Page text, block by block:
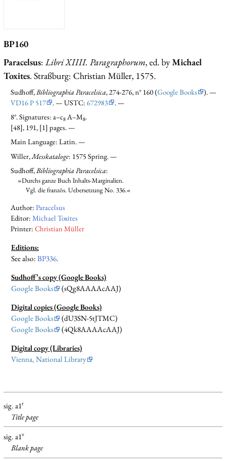
BP160
Paracelsus: Libri XIIII. Paragraphorum, ed. byMichael
Toxites. Straßburg: Christian Müller, 1575.
Sudhoff, Bibliographia Paracelsica, 274-276, n° 160 (Google Books
). —
VD16 P 517
. — USTC:672983
. —
8°. Signatures: a–c8 A–M8.
[48], 191, [1] pages. —
Main Language: Latin. —
Willer, Messkataloge: 1575 Spring. —
Sudhoff,Bibliographia Paracelsica:
»Durchs ganze Buch Inhalts-Marginalien.
Vgl. die französ. Uebersetzung No. 336.«
Author:Paracelsus
Editor:Michael Toxites
Printer:Christian Müller
Editions:
See also:BP336.
Sudhoff’s copy (Google Books)
Google Books
(sQg8AAAAcAAJ)
Digital copies (Google Books)
Google Books
(dU3SN-5tJTMC)
Google Books
(4Qk8AAAAcAAJ)
Digital copy (Libraries)
Vienna, National Library
sig. a1r
Title page
sig. a1v
Blankpage